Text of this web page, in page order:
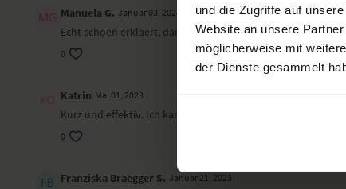
und die Zugriffe auf
Website an unsere
möglicherweise mit
der Dienste gesammelt
Manuela G. Januar 03, 2024
Echt schoen erklaert, danke Anna.
0
Katrin Mai 01, 2023
Kurz und effektiv. Ich kann leider keine Sterne vergeben
0
Franziska Braegger S. Januar 21, 2023